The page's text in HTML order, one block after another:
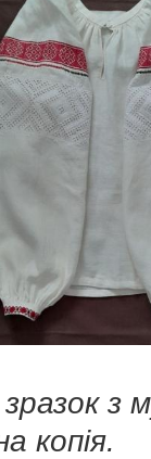
з
копія.